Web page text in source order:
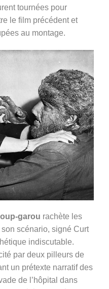
tournées pour
le film précédent et
au montage.
garou rachète les
scénario, signé Curt
indiscutable.
par deux pilleurs de
un prétexte narratif des
de l’hôpital dans